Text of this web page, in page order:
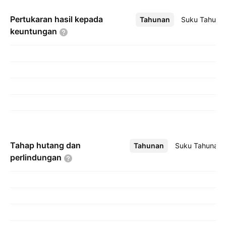
Pertukaran hasil kepada
keuntungan
Tahunan Suku
Lebih
Tahap hutang dan
perlindungan
Tahunan Suku Tahunan
Lebih